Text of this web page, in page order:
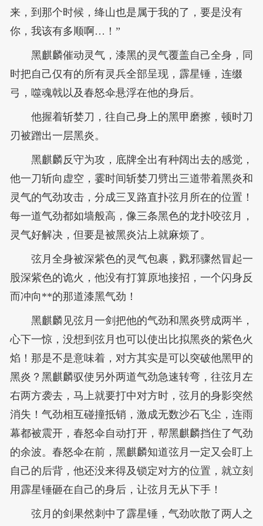
来，到那个时候，绛山也是属于我的了，要是没有
你，我该有多顺啊…！”
黑麒麟催动灵气，漆黑的灵气覆盖自己全身，同
时把自己仅有的所有灵兵全部呈现，霹星锤，连缀
弓，噬魂戟以及春怒伞悬浮在他的身后。
他握着斩婪刀，往自己身上的黑甲磨擦，顿时刀
刃被蹭出一层黑炎。
黑麒麟反守为攻，底牌全出有种阔出去的感觉，
他一刀斩向虚空，霎时间斩婪刀劈出三道带着黑炎和
灵气的气劲攻击，分成三叉路直扑弦月所在的位置！
每一道气劲都如墙般高，像三条黑色的龙扑咬弦月，
灵气好解决，但要是被黑炎沾上就麻烦了。
弦月全身被深紫色的灵气包裹，戮邪骤然冒起一
股深紫色的诡火，他没有打算原地接招，一个闪身反
而冲向**的那道漆黑气劲！
黑麒麟见弦月一剑把他的气劲和黑炎劈成两半，
心下一惊，没想到弦月也可以使出比拟黑炎的紫色火
焰！那是不是意味着，对方其实是可以突破他黑甲的
黑炎？黑麒麟驭使另外两道气劲急速转弯，往弦月左
右两方袭去，马上就要打中对方时，弦月的身影突然
消失！气劲相互碰撞抵销，激成无数沙石飞尘，连雨
幕都被震开，春怒伞自动打开，帮黑麒麟挡住了气劲
的余波。春怒伞在前，黑麒麟知道弦月一定又会盯上
自己的后背，他还没来得及锁定对方的位置，就立刻
用霹星锤砸在自己的身后，让弦月无从下手！
弦月的剑果然刺中了霹星锤，气劲吹散了两人之